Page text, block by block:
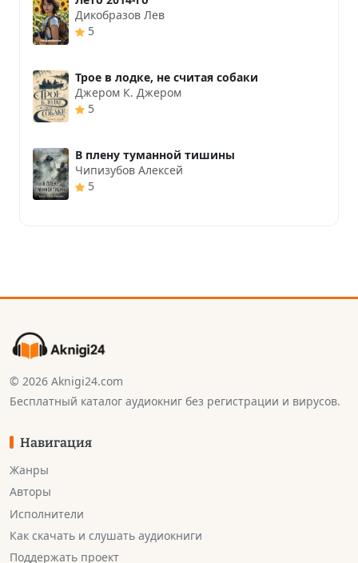
Дикобразов Лев
5
Трое в лодке, не считая собаки
Джером К. Джером
5
В плену туманной тишины
Чипизубов Алексей
5
© 2026 Aknigi24.com
Бесплатный каталог аудиокниг без регистрации и вирусов.
Навигация
Жанры
Авторы
Исполнители
Как скачать и слушать аудиокниги
Поддержать проект